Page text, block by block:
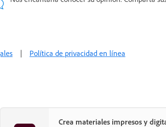
| Política de privacidad en línea
Crea materiales impresos y